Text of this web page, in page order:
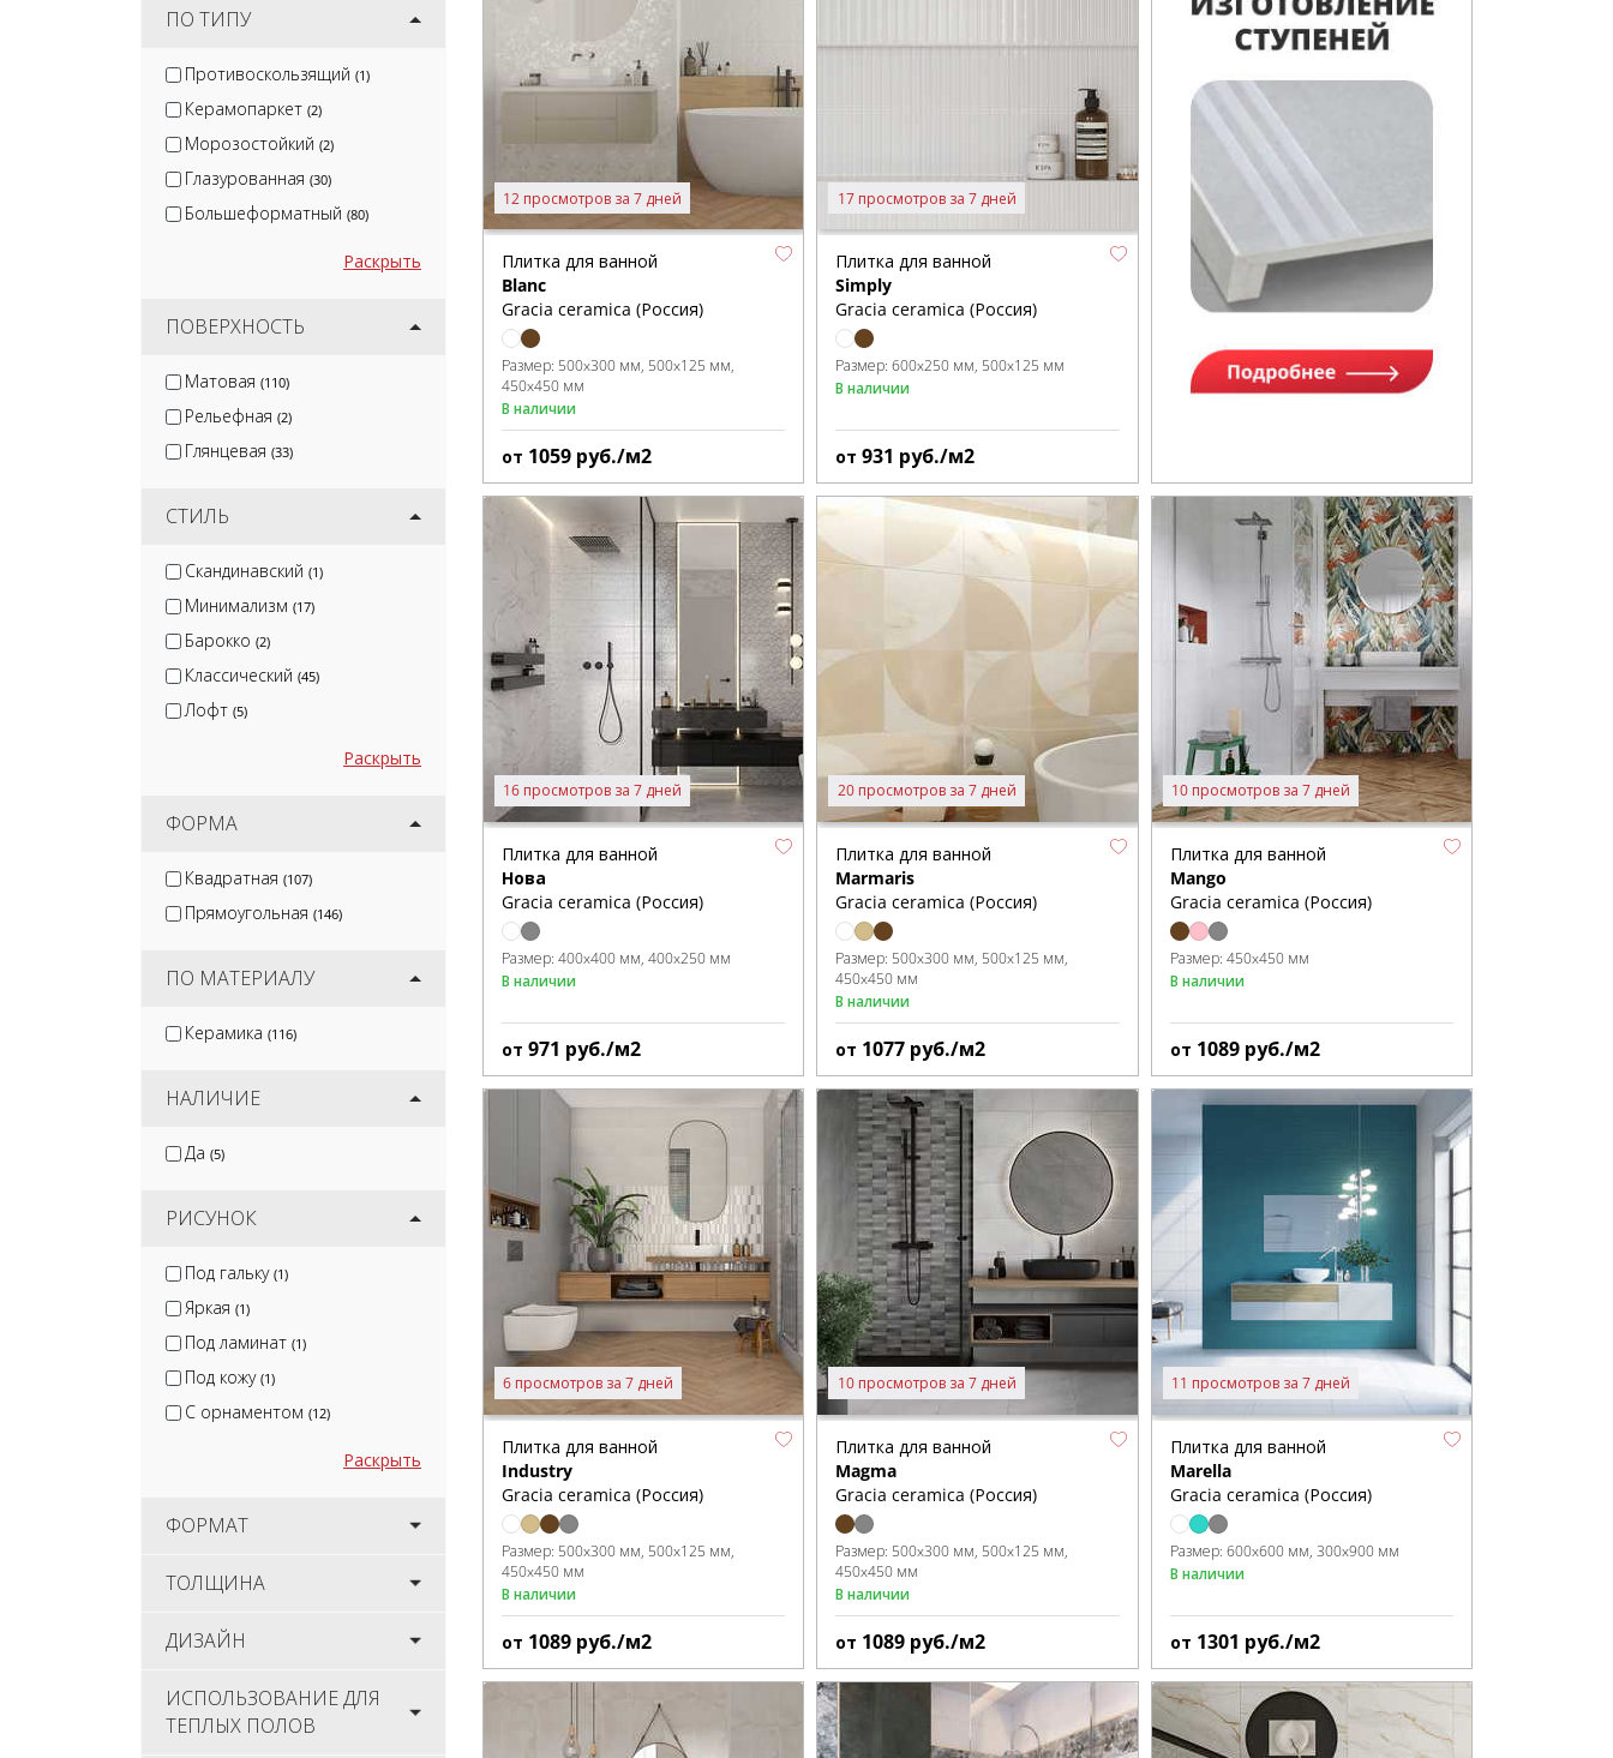
ПО ТИПУ
Противоскользящий (1)
Керамопаркет (2)
Морозостойкий (2)
Глазурованная (30)
Большеформатный (80)
Раскрыть
ПОВЕРХНОСТЬ
Матовая (110)
Рельефная (2)
Глянцевая (33)
СТИЛЬ
Скандинавский (1)
Минимализм (17)
Барокко (2)
Классический (45)
Лофт (5)
Раскрыть
ФОРМА
Квадратная (107)
Прямоугольная (146)
ПО МАТЕРИАЛУ
Керамика (116)
НАЛИЧИЕ
Да (5)
РИСУНОК
Под гальку (1)
Яркая (1)
Под ламинат (1)
Под кожу (1)
С орнаментом (12)
Раскрыть
ФОРМАТ
ТОЛЩИНА
ДИЗАЙН
ИСПОЛЬЗОВАНИЕ ДЛЯ
ТЕПЛЫХ ПОЛОВ
12 просмотров за 7 дней
Плитка для ванной
Blanc
Gracia ceramica (Россия)
Размер: 500x300 мм 500x125 мм
450x450 мм
В наличии
от 1059 руб./м2
17 просмотров за 7 дней
Плитка для ванной
Simply
Gracia ceramica (Россия)
Размер:600x250 мм 500x125 мм
В наличии
от931 руб./м2
16 просмотров за 7 дней
Плитка для ванной
Нова
Gracia ceramica (Россия)
Размер: 400x400 мм 400x250 мм
В наличии
от 971 руб./м2
20 просмотров за 7 дней
Плитка для ванной
Marmaris
Gracia ceramica (Россия)
Размер: 500x300 мм 500x125 мм
450x450 мм
В наличии
от 1077 руб./м2
10 просмотров за 7 дней
Плитка для ванной
Mango
Gracia ceramica (Россия)
Размер: 450x450 мм
В наличии
от 1089 руб./м2
6 просмотров за 7 дней
Плитка для ванной
Industry
Gracia ceramica (Россия)
Размер: 500x300 мм 500x125 мм
450x450 мм
В наличии
от 1089 руб./м2
10 просмотров за 7 дней
Плитка для ванной
Magma
Gracia ceramica (Россия)
Размер: 500x300 мм 500x125 мм
450x450 мм
В наличии
от 1089 руб./м2
11 просмотров за 7 дней
Плитка для ванной
Marella
Gracia ceramica (Россия)
Размер: 600x600 мм 300x900 мм
В наличии
от 1301 руб./м2